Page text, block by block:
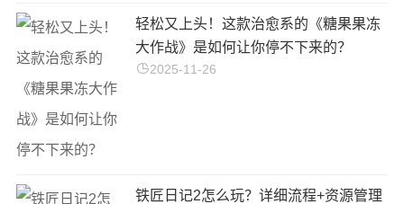
轻松又上头！这款治愈系的《糖果果冻
大作战》是如何让你停不下来的？
2025-11-26
铁匠日记2怎么玩？详细流程+资源管理